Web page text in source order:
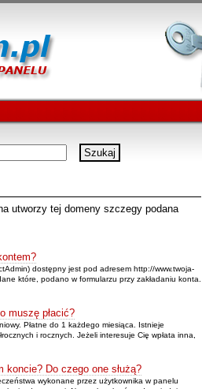
utworzy tej domeny szczegy podana
dostępny jest pod adresem http://www.twoja-
które, podano w formularzu przy zakładaniu konta.
muszę płacić?
Płatne do 1 każdego miesiąca. Istnieje
i rocznych. Jeżeli interesuje Cię wpłata inna,
Do czego one służą?
wykonane przez użytkownika w panelu